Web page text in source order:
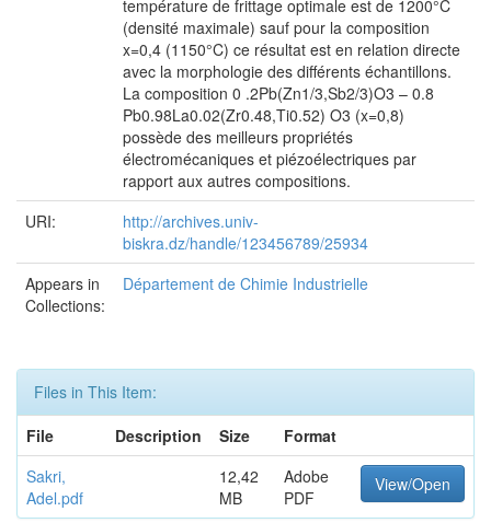
température de frittage optimale est de 1200°C
(densité maximale) sauf pour la composition
x=0,4 (1150°C) ce résultat est en relation directe
avec la morphologie des différents échantillons.
La composition 0 .2Pb(Zn1/3,Sb2/3)O3 – 0.8
Pb0.98La0.02(Zr0.48,Ti0.52) O3 (x=0,8)
possède des meilleurs propriétés
électromécaniques et piézoélectriques par
rapport aux autres compositions.
URI:
http://archives.univ-
biskra.dz/handle/123456789/25934
Appears in
Collections:
Département de Chimie Industrielle
Files in This Item:
File
Description Size
Format
Sakri,
Adel.pdf
12,42
MB
Adobe
PDF
View/Open